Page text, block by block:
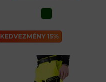
KEDVEZMÉNY 15%